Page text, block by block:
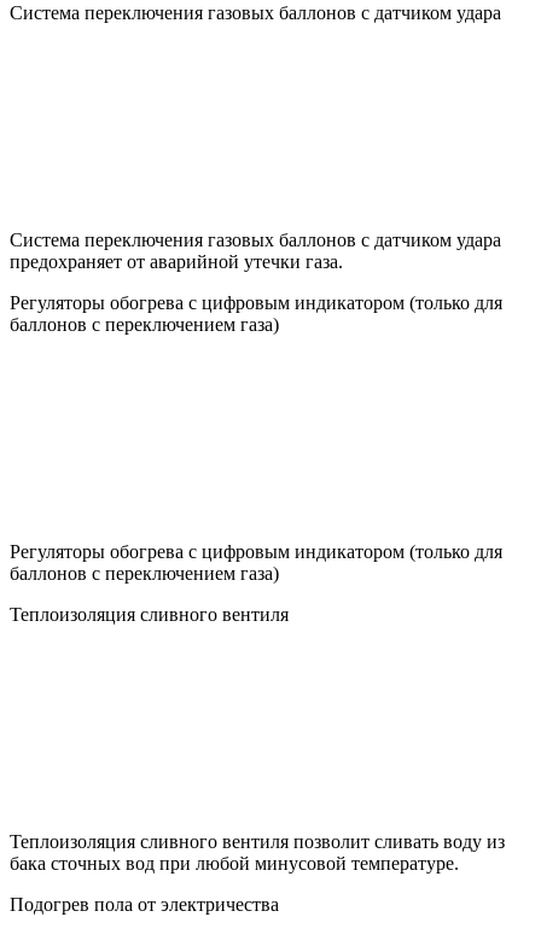
Система переключения газовых баллонов с датчиком удара
Система переключения газовых баллонов с датчиком удара
предохраняет от аварийной утечки газа.
Регуляторы обогрева с цифровым индикатором (только для
баллонов с переключением газа)
Регуляторы обогрева с цифровым индикатором (только для
баллонов с переключением газа)
Теплоизоляция сливного вентиля
Теплоизоляция сливного вентиля позволит сливать воду из
бака сточных вод при любой минусовой температуре.
Подогрев пола от электричества